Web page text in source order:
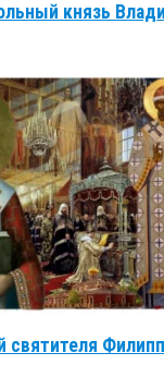
князь
святителя